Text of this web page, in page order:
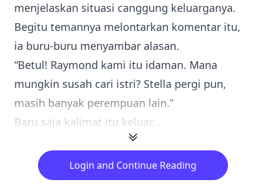
menjelaskan situasi canggung keluarganya.
Begitu temannya melontarkan komentar itu,
ia buru-buru menyambar alasan.
“Betul! Raymond kami itu idaman. Mana
mungkin susah cari istri? Stella pergi pun,
masih banyak perempuan lain.”
Baru saja kalimat itu keluar...
Login and Continue Reading